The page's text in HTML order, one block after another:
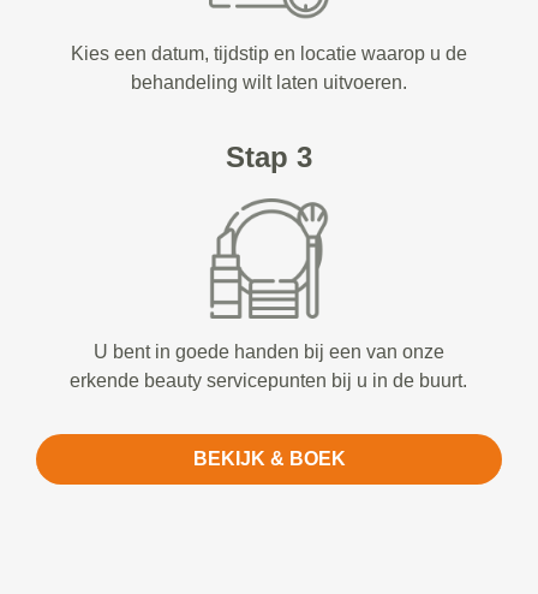
Kies een datum, tijdstip en locatie waarop u de
behandeling wilt laten uitvoeren.
Stap 3
U bent in goede handen bij een van onze
erkende beauty servicepunten bij u in de buurt.
BEKIJK & BOEK